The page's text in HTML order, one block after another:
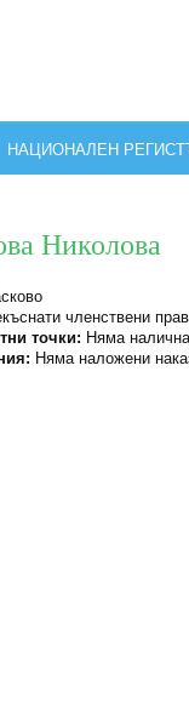
НАЦИОНАЛЕН
Николова
членствени
точки: Няма
Няма наложени